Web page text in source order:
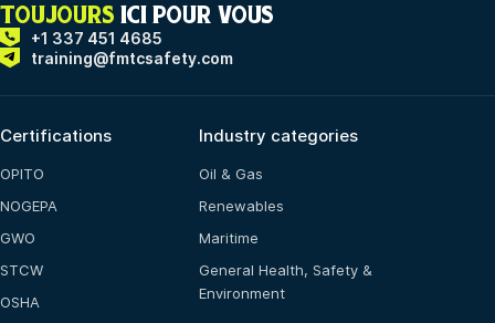
TOUJOURS ICI POUR VOUS
+1 337 451 4685
training@fmtcsafety.com
Certifications
OPITO
NOGEPA
GWO
STCW
OSHA
Industry categories
Oil & Gas
Renewables
Maritime
General Health, Safety &
Environment